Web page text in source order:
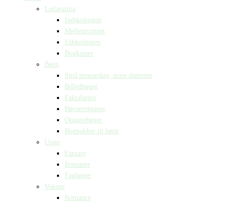
Letlæsning
Indskolingen
Mellemtrinnet
Udskolingen
Bogkasser
Børn
Små mennesker, store drømme
Billedbøger
Faktabøger
Børneromaner
Opgavebøger
Bogpakker til børn
Unge
Fantasy
Romaner
Fagbøger
Voksne
Romance